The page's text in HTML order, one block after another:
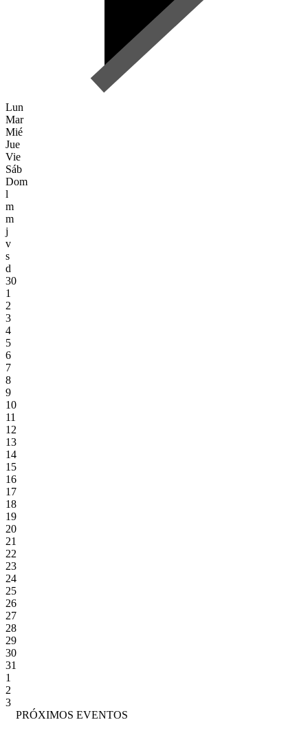
Lun
Mar
Mié
Jue
Vie
Sáb
Dom
l
m
m
j
v
s
d
30
1
2
3
4
5
6
7
8
9
10
11
12
13
14
15
16
17
18
19
20
21
22
23
24
25
26
27
28
29
30
31
1
2
3
PRÓXIMOS EVENTOS